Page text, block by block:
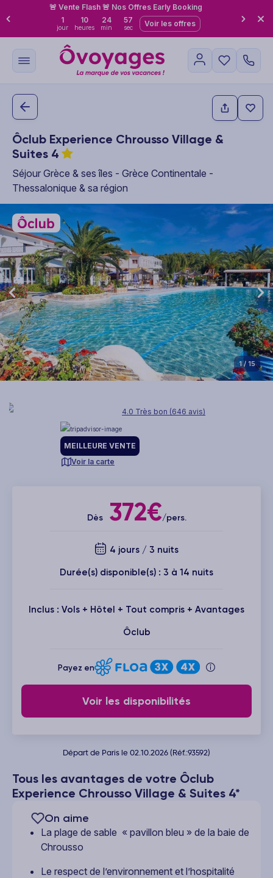
🚨 Vente Flash 🚨 Nos Offres Early Booking
1
jour
10
heures
24
min
56
sec Voir les offres
Ôclub Experience Chrousso Village &
Suites 4
Séjour Grèce & ses îles - Grèce Continentale -
Thessalonique & sa région
This carousel shows one large product image at a time. Use the
1/ 15
4.0 Très bon (646 avis)
MEILLEURE VENTE
Voir la carte
Tous les avantages de votre Ôclub
Experience Chrousso Village & Suites 4*
On aime
La plage de sable « pavillon bleu » de la baie de
Chrousso
Le respect de l’environnement et l’hospitalité
Dès372€/pers.
4 jours / 3 nuits
Durée(s) disponible(s) : 3 à 14 nuits
Inclus : Vols + Hôtel + Tout compris + Avantages
Ôclub
Payez en
Voir les disponibilités
Départ de Paris le 02.10.2026 (Réf.:93592)